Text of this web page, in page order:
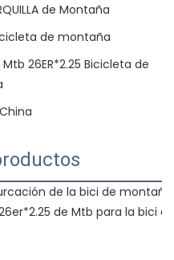
de Montaña
de montaña
26ER*2.25 Bicicleta de